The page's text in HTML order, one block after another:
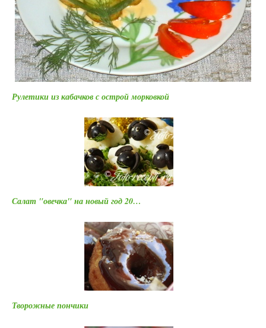
Рулетики из кабачков с острой морковкой
Салат "овечка" на новый год 20…
Творожные пончики